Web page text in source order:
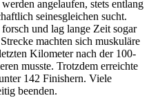
angelaufen, stets entlang
seinesgleichen sucht.
und lag lange Zeit sogar
machten sich muskuläre
Kilometer nach der 100-
musste. Trotzdem erreichte
142 Finishern. Viele
beenden.